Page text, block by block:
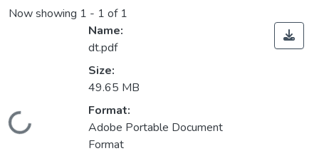
Now showing 1 - 1 of 1
Loading...
Name:
dt.pdf
Size:
49.65 MB
Format:
Adobe Portable Document
Format